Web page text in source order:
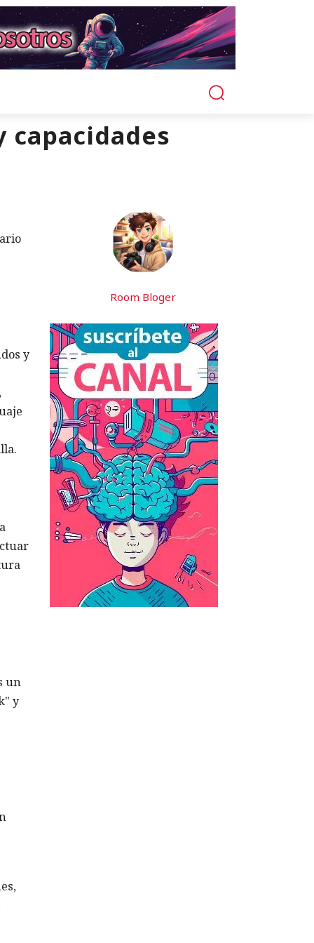
capacidades
y
un
y
Room Bloger